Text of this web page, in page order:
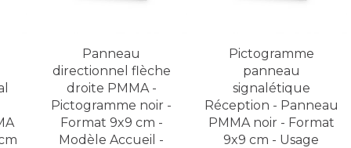
Panneau
directionnel flèche
droite PMMA -
Pictogramme noir -
Format 9x9 cm -
Modèle Accueil -
Pictogramme
panneau
signalétique
Réception - Panneau
PMMA noir - Format
9x9 cm - Usage